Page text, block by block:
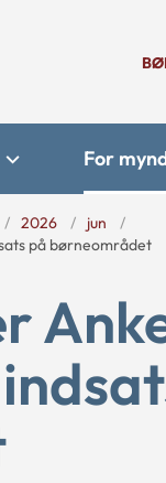
For
2026
jun
på børneområdet